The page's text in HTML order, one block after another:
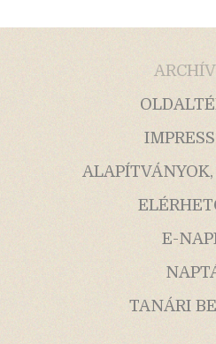
E-
TANÁRI